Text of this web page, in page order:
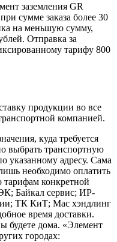
заземления GR
сумме заказа более 30
на меньшую сумму,
Отправка за
тарифу 800
продукции во все
компанией.
куда требуется
выбрать транспортную
указанному адресу. Сама
необходимо оплатить
тарифам конкретной
Байкал сервис; ИР-
ТК КиТ; Мас хэндлинг
время доставки.
будете дома. «Элемент
городах: